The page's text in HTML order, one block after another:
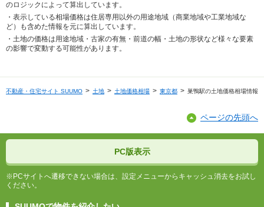
のロジックによって算出しています。
・表示している相場価格は住居専用以外の用途地域（商業地域や工業地域な
ど）も含めた情報を元に算出しています。
・土地の価格は用途地域・古家の有無・前道の幅・土地の形状など様々な要素
の影響で変動する可能性があります。
不動産・住宅サイト SUUMO 土地 土地価格相場 東京都 巣鴨駅の土地価格相場情報
ページの先頭へ
PC版表示
※PCサイトへ遷移できない場合は、設定メニューからキャッシュ消去をお試し
ください。